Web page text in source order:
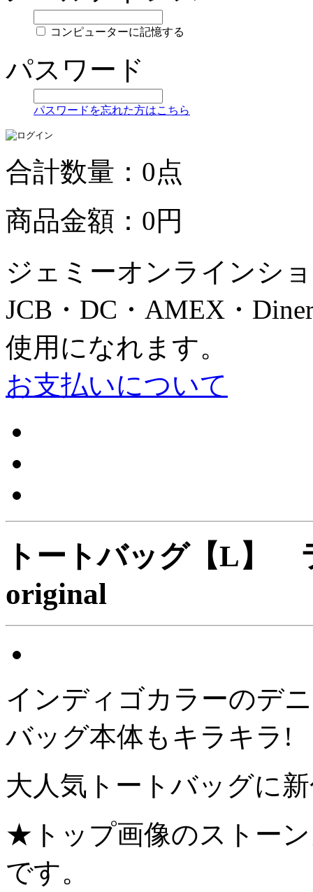
コンピューターに記憶する
パスワード
パスワードを忘れた方はこちら
合計数量：0点
商品金額：0円
ジェミーオンラインシ
JCB・DC・AMEX・
使用になれます。
お支払いについて
トートバッグ【L】
original
インディゴカラーのデ
バッグ本体もキラキラ!
大人気トートバッグに
★トップ画像のストー
です。